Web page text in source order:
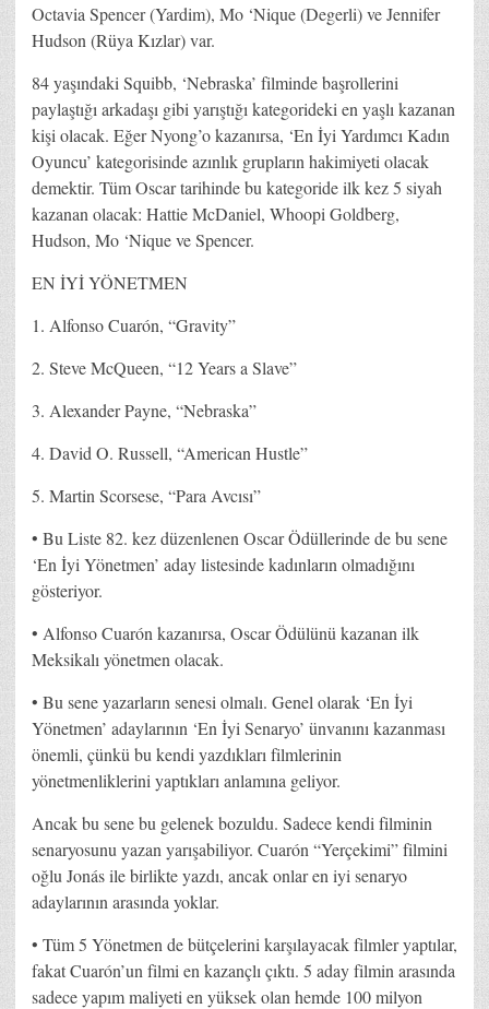
Octavia Spencer (Yardim), Mo ‘Nique (Degerli) ve Jennifer
Hudson (Rüya Kızlar) var.
84 yaşındaki Squibb, ‘Nebraska’ filminde başrollerini
paylaştığı arkadaşı gibi yarıştığı kategorideki en yaşlı kazanan
kişi olacak. Eğer Nyong’o kazanırsa, ‘En İyi Yardımcı Kadın
Oyuncu’ kategorisinde azınlık grupların hakimiyeti olacak
demektir. Tüm Oscar tarihinde bu kategoride ilk kez 5 siyah
kazanan olacak: Hattie McDaniel, Whoopi Goldberg,
Hudson, Mo ‘Nique ve Spencer.
EN İYİ YÖNETMEN
1. Alfonso Cuarón, “Gravity”
2. Steve McQueen, “12 Years a Slave”
3. Alexander Payne, “Nebraska”
4. David O. Russell, “American Hustle”
5. Martin Scorsese, “Para Avcısı”
• Bu Liste 82. kez düzenlenen Oscar Ödüllerinde de bu sene
‘En İyi Yönetmen’ aday listesinde kadınların olmadığını
gösteriyor.
• Alfonso Cuarón kazanırsa, Oscar Ödülünü kazanan ilk
Meksikalı yönetmen olacak.
• Bu sene yazarların senesi olmalı. Genel olarak ‘En İyi
Yönetmen’ adaylarının ‘En İyi Senaryo’ ünvanını kazanması
önemli, çünkü bu kendi yazdıkları filmlerinin
yönetmenliklerini yaptıkları anlamına geliyor.
Ancak bu sene bu gelenek bozuldu. Sadece kendi filminin
senaryosunu yazan yarışabiliyor. Cuarón “Yerçekimi” filmini
oğlu Jonás ile birlikte yazdı, ancak onlar en iyi senaryo
adaylarının arasında yoklar.
• Tüm 5 Yönetmen de bütçelerini karşılayacak filmler yaptılar,
fakat Cuarón’un filmi en kazançlı çıktı. 5 aday filmin arasında
sadece yapım maliyeti en yüksek olan hemde 100 milyon